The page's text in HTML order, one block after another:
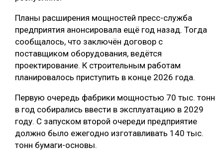
Планы расширения мощностей пресс-служба
предприятия анонсировала ещё год назад. Тогда
сообщалось, что заключён договор с
поставщиком оборудования, ведётся
проектирование. К строительным работам
планировалось приступить в конце 2026 года.
Первую очередь фабрики мощностью 70 тыс. тонн
в год собирались ввести в эксплуатацию в 2029
году. С запуском второй очереди предприятие
должно было ежегодно изготавливать 140 тыс.
тонн бумаги-основы.